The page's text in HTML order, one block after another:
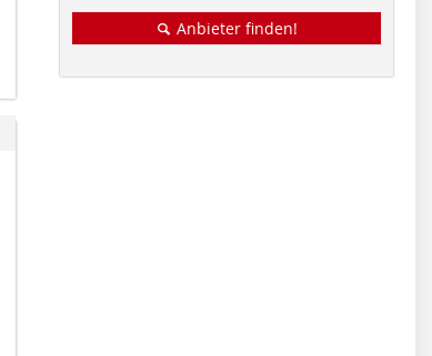
Anbieter finden!